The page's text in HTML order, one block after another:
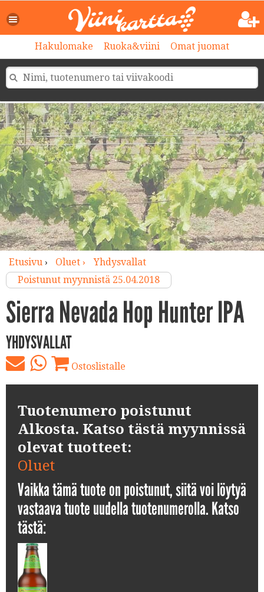
Hakulomake Ruoka&viini Omat juomat
Etusivu› Oluet ›
Yhdysvallat
Poistunut myynnistä 25.04.2018
Sierra Nevada Hop Hunter IPA
YHDYSVALLAT
Ostoslistalle
Tuotenumero poistunut
Alkosta. Katso tästä myynnissä
olevat tuotteet:
Oluet
Vaikka tämä tuote on poistunut, siitä voi löytyä
vastaava tuote uudella tuotenumerolla. Katso
tästä: